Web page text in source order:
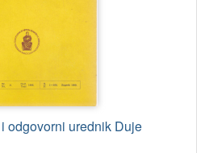
odgovorni urednik Duje